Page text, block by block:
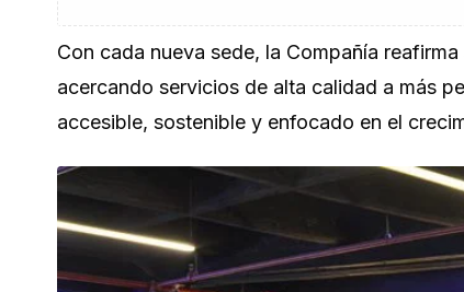
Con cada nueva sede, la Compañía
acercando servicios de alta calidad a más
accesible, sostenible y enfocado en el